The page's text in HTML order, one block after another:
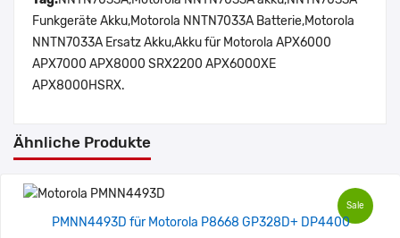
Funkgeräte Akku,Motorola NNTN7033A Batterie,Motorola
NNTN7033A Ersatz Akku,Akku für Motorola APX6000
APX7000 APX8000 SRX2200 APX6000XE
APX8000HSRX.
Ähnliche Produkte
Sale
PMNN4493D für Motorola P8668 GP328D+ DP4400